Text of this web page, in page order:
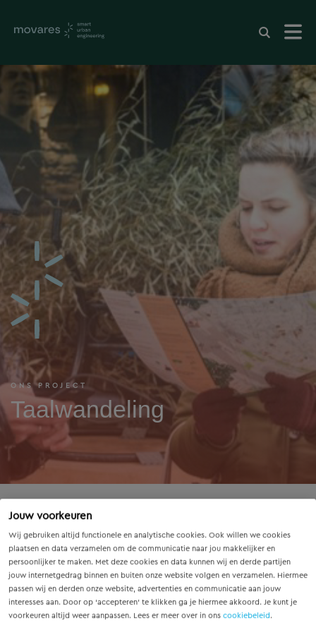
Jouw voorkeuren
Wij gebruiken altijd functionele en analytische cookies. Ook willen we cookies
plaatsen en data verzamelen om de communicatie naar jou makkelijker en
persoonlijker te maken. Met deze cookies en data kunnen wij en derde partijen
jouw internetgedrag binnen en buiten onze website volgen en verzamelen. Hiermee
passen wij en derden onze website, advertenties en communicatie aan jouw
interesses aan. Door op ‘accepteren’ te klikken ga je hiermee akkoord. Je kunt je
voorkeuren altijd weer aanpassen. Lees er meer over in ons cookiebeleid.
ONS PROJECT
Taalwandeling
Vanuit de Movares Foundation zijn we partner van Taal
Doet Meer, Utrechtse vrijwilligers die als (taal)coach of
mentor werken voor nieuwe Utrechters. Iedere maand
wordt er een Wereldse Taalwandeling georganiseerd in
samenwerking met Welkom in Utrecht. De vluchtelingen
die meelopen spreken nog weinig tot geen Nederlands,
daarom zal de voertaal tijdens de wandeling ook Engels